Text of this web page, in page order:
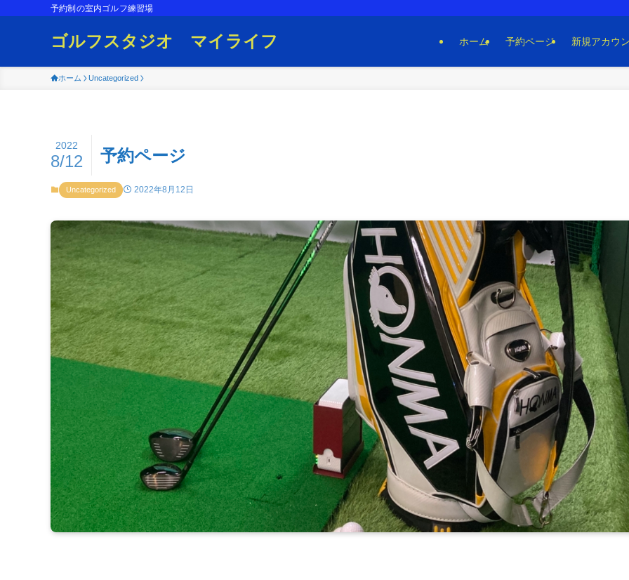
予約制の室内ゴルフ練習場
ゴルフスタジオ マイライフ ホーム 予約ページ 新規アカウ
ホーム Uncategorized
予約ページ
2022
8/12
Uncategorized 2022年8月12日